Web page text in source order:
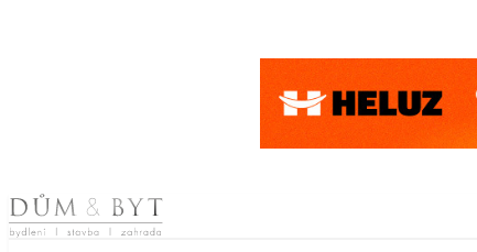
Skip to content